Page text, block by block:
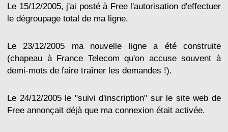
Le 15/12/2005, j'ai posté à Free l'autorisation d'effectuer
le dégroupage total de ma ligne.
Le 23/12/2005 ma nouvelle ligne a été construite
(chapeau à France Telecom qu'on accuse souvent à
demi-mots de faire traîner les demandes !).
Le 24/12/2005 le "suivi d'inscription" sur le site web de
Free annonçait déjà que ma connexion était activée.